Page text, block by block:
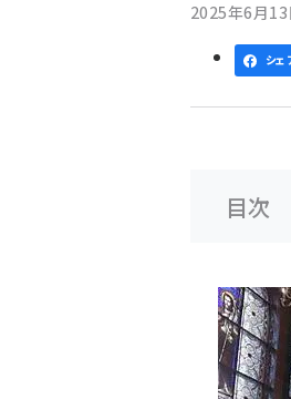
2025年6月
シェ
目次